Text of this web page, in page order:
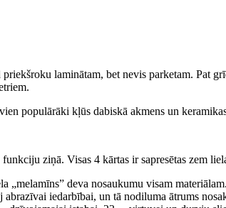
laminātam, bet nevis parketam. Pat
populārāki kļūs dabiskā akmens un
ziņā. Visas 4 kārtas ir sapresētas zem
deva nosaukumu visam
iedarbībai, un tā nodiluma ātrums